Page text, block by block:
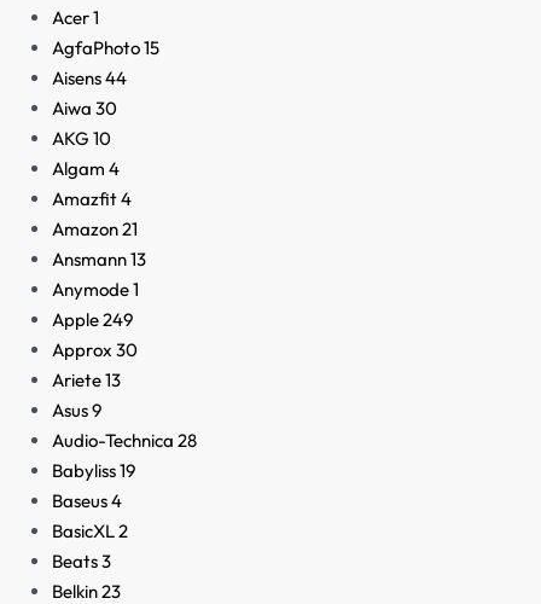
Acer1
AgfaPhoto15
Aisens44
Aiwa 30
AKG 10
Algam 4
Amazfit4
Amazon21
Ansmann13
Anymode1
Apple249
Approx 30
Ariete13
Asus9
Audio-Technica 28
Babyliss19
Baseus4
BasicXL2
Beats3
Belkin23